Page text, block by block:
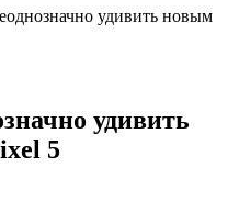
удивить новым
удивить
5